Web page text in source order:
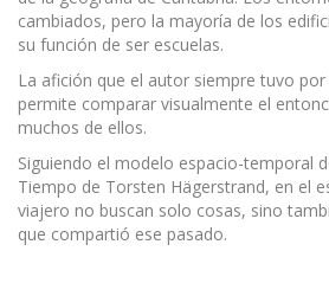
cambiados, pero la mayoría de los
su función de ser escuelas.
La afición que el autor siempre tuvo
permite comparar visualmente el
muchos de ellos.
Siguiendo el modelo espacio-temporal
Tiempo de Torsten Hägerstrand, en el
viajero no buscan solo cosas, sino
que compartió ese pasado.